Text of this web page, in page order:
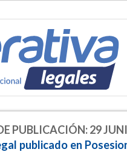
PUBLICACIÓN: 29
publicado en